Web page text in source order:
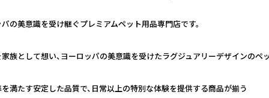
の美意識を受け継ぐプレミアムペット用品専門店です。
族として想い、ヨーロッパの美意識を受けたラグジュアリーデザインのペ
満たす安定した品質で、日常以上の特別な体験を提供する商品が揃う